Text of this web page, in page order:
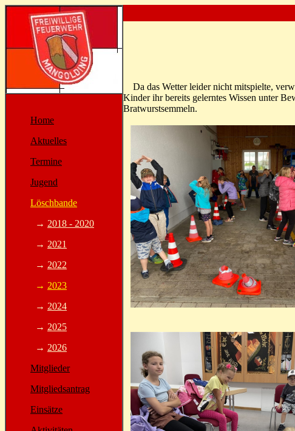
Home
Aktuelles
Termine
Jugend
Löschbande
→ 2018 - 2020
→ 2021
→ 2022
→ 2023
→ 2024
→ 2025
→ 2026
Mitglieder
Mitgliedsantrag
Einsätze
Da das Wetter leider nicht mitspielte,
Kinder ihr bereits gelerntes Wissen unter
Bratwurstsemmeln.